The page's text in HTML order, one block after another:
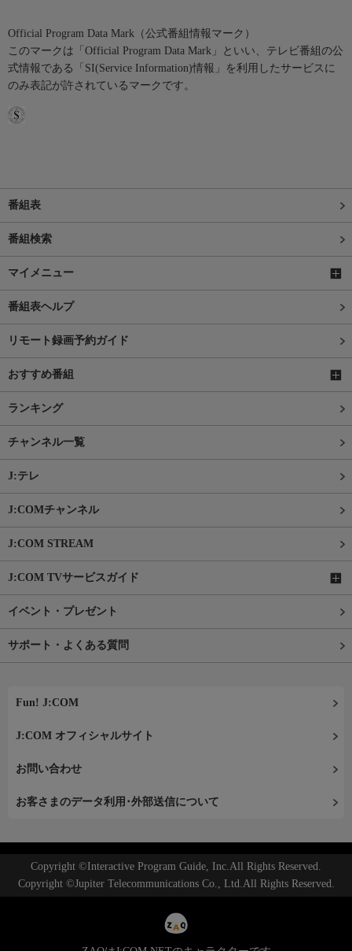
Official Program Data Mark（公式番組情報マーク）
このマークは「Official Program Data Mark」といい、テレビ番組の公
式情報である「SI(Service Information)情報」を利用したサービスに
のみ表記が許されているマークです。
番組表
番組検索
マイメニュー
番組表ヘルプ
リモート録画予約ガイド
おすすめ番組
ランキング
チャンネル一覧
J:テレ
J:COMチャンネル
J:COM STREAM
J:COM TVサービスガイド
イベント・プレゼント
サポート・よくある質問
Fun! J:COM
J:COM オフィシャルサイト
お問い合わせ
お客さまのデータ利用･外部送信について
Copyright ©Interactive Program Guide, Inc.All Rights Reserved.
Copyright ©Jupiter Telecommunications Co., Ltd.All Rights Reserved.